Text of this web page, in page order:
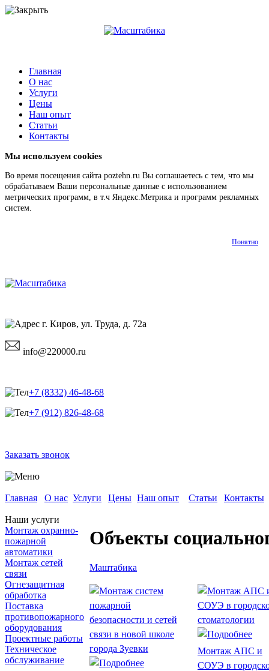
Главная
О нас
Услуги
Цены
Наш опыт
Статьи
Контакты
Мы используем cookies
Во время посещения сайта poztehn.ru Вы соглашаетесь с тем, что мы
обрабатываем Ваши персональные данные с использованием
метрических программ, в т.ч Яндекс.Метрика и программ рекламных
систем.
Понятно
г. Киров, ул. Труда, д. 72а
info@220000.ru
+7 (8332) 46-48-68
+7 (912) 826-48-68
Заказать звонок
Главная О нас Услуги Цены Наш опыт Статьи Контакты
Наши услуги
Монтаж охранно-
пожарной
автоматики
Монтаж сетей
связи
Огнезащитная
обработка
Поставка
противопожарного
оборудования
Проектные работы
Техническое
обслуживание
Объекты
Маштабика
Монтаж АПС и
СОУЭ в